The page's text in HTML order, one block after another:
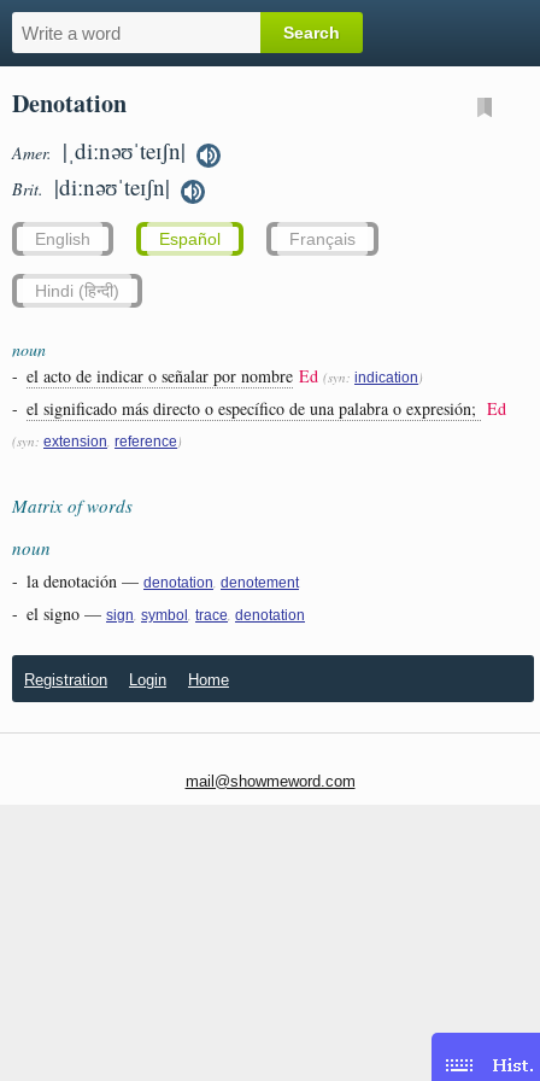
Denotation
Amer. |ˌdiːnəʊˈteɪʃn|
Brit. |diːnəʊˈteɪʃn|
English Español Français
Hindi (हिन्दी)
noun
- el acto de indicar o señalar por nombre Ed (syn: indication )
- el significado más directo o específico de una palabra o expresión; Ed
(syn: extension reference )
Matrix of words
noun
- la denotación — denotation denotement
- el signo — sign symbol trace denotation
Registration Login Home
mail@showmeword.com